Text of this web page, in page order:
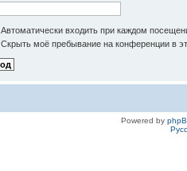
Автоматически входить при каждом
Скрыть моё пребывание на конференции в
Powered by